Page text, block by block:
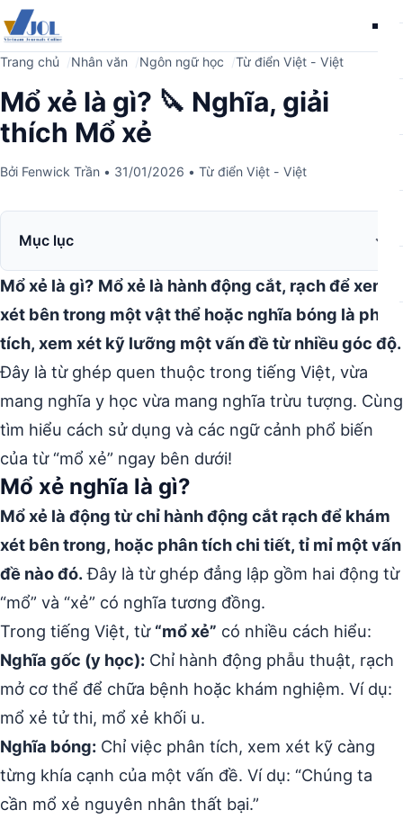
Trang chủ Nhân văn Ngôn ngữ học Từ điển Việt - Việt
Mổ xẻ là gì? 🔪 Nghĩa, giải
thích Mổ xẻ
Bởi Fenwick Trần • 31/01/2026 • Từ điển Việt - Việt
Mục lục
Mổ xẻ là gì? Mổ xẻ là hành động cắt, rạch để xem
xét bên trong một vật thể hoặc nghĩa bóng là phân
tích, xem xét kỹ lưỡng một vấn đề từ nhiều góc độ.
Đây là từ ghép quen thuộc trong tiếng Việt, vừa
mang nghĩa y học vừa mang nghĩa trừu tượng. Cùng
tìm hiểu cách sử dụng và các ngữ cảnh phổ biến
của từ “mổ xẻ” ngay bên dưới!
Mổ xẻ nghĩa là gì?
Mổ xẻ là động từ chỉ hành động cắt rạch để khám
xét bên trong, hoặc phân tích chi tiết, tỉ mỉ một vấn
đề nào đó.Đây là từ ghép đẳng lập gồm hai động từ
“mổ” và “xẻ” có nghĩa tương đồng.
Trong tiếng Việt, từ “mổ xẻ” có nhiều cách hiểu:
Nghĩa gốc (y học): Chỉ hành động phẫu thuật, rạch
mở cơ thể để chữa bệnh hoặc khám nghiệm. Ví dụ:
mổ xẻ tử thi, mổ xẻ khối u.
Nghĩa bóng: Chỉ việc phân tích, xem xét kỹ càng
từng khía cạnh của một vấn đề. Ví dụ: “Chúng ta
cần mổ xẻ nguyên nhân thất bại.”